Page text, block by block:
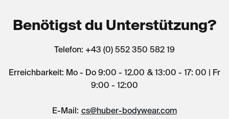
Benötigst du Unterstützung?
Telefon: +43 (0) 552 350 582 19
Erreichbarkeit: Mo - Do 9:00 - 12.00 & 13:00 - 17: 00 | Fr
9:00 - 12:00
E-Mail: cs@huber-bodywear.com